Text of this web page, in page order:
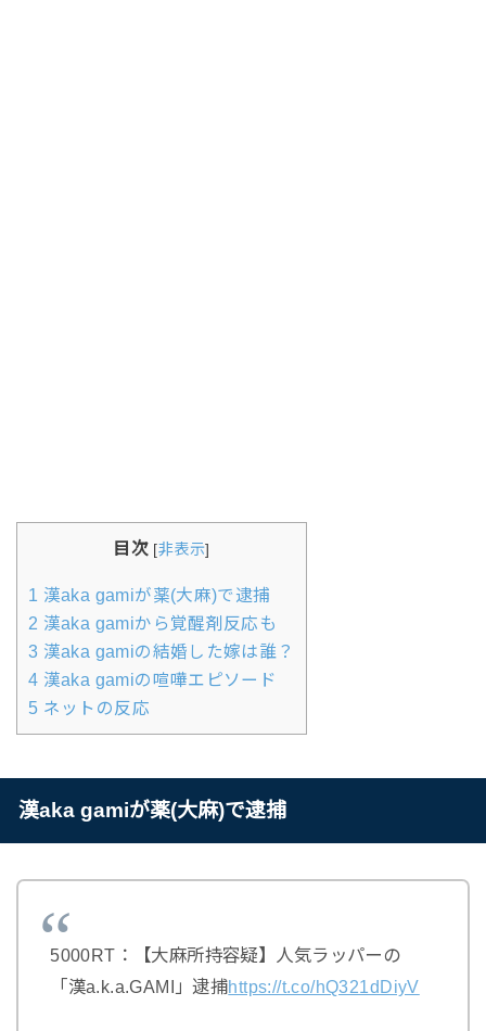
目次 [非表示]
1 漢aka gamiが薬(大麻)で逮捕
2 漢aka gamiから覚醒剤反応も
3 漢aka gamiの結婚した嫁は誰？
4 漢aka gamiの喧嘩エピソード
5 ネットの反応
漢aka gamiが薬(大麻)で逮捕
5000RT：【大麻所持容疑】人気ラッパーの
「漢a.k.a.GAMI」逮捕https://t.co/hQ321dDiyV